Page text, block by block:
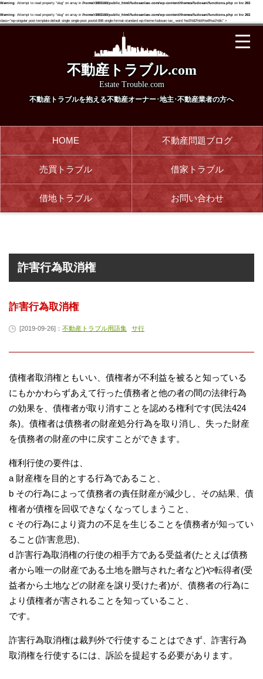
Warning: Attempt to read property "slug" on array in /home/r3893160/public_html/fudosanlaw.com/wp-content/themes/fudosan/functions.php on line 263
Warning: Attempt to read property "slug" on array in /home/r3893160/public_html/fudosanlaw.com/wp-content/themes/fudosan/functions.php on line 263
class="wp-singular post-template-default single single-post postid-898 single-format-standard wp-theme-fudosan tax_ word %e3%82%b5%e8%a1%8c" >
不動産トラブル.com
Estate Trouble.com
不動産トラブルを抱える不動産オーナー･地主･不動産業者の方へ
HOME 不動産問題ブログ
売買トラブル 借家トラブル
借地トラブル お問い合わせ
詐害行為取消権
詐害行為取消権
[2019-09-26]： 不動産トラブル用語集 サ行
債権者取消権ともいい、債権者が不利益を被ると知っている
にもかかわらずあえて行った債務者と他の者の間の法律行為
の効果を、債権者が取り消すことを認める権利です(民法424
条)。債権者は債務者の財産処分行為を取り消し、失った財産
を債務者の財産の中に戻すことができます。
権利行使の要件は、
a 財産権を目的とする行為であること、
b その行為によって債務者の責任財産が減少し、その結果、債
権者が債権を回収できなくなってしまうこと、
c その行為により資力の不足を生じることを債務者が知ってい
ること(詐害意思)、
d 詐害行為取消権の行使の相手方である受益者(たとえば債務
者から唯一の財産である土地を贈与された者など)や転得者(受
益者から土地などの財産を譲り受けた者)が、債務者の行為に
より債権者が害されることを知っていること、
です。
詐害行為取消権は裁判外で行使することはできず、詐害行為
取消権を行使するには、訴訟を提起する必要があります。